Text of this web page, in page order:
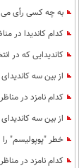
به چه کسی رأی
کدام کاندیدا در
کاندیدایی که در
از بین سه
کدام نامزد در
از بین سه
خطر "پوپولیسم"
کدام نامزد در